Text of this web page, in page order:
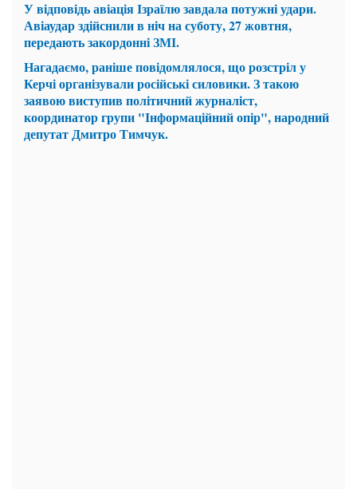
У відповідь авіація Ізраїлю завдала потужні удари.
Авіаудар здійснили в ніч на суботу, 27 жовтня,
передають закордонні ЗМІ.
Нагадаємо, раніше повідомлялося, що розстріл у
Керчі організували російські силовики. З такою
заявою виступив політичний журналіст,
координатор групи "Інформаційний опір", народний
депутат Дмитро Тимчук.